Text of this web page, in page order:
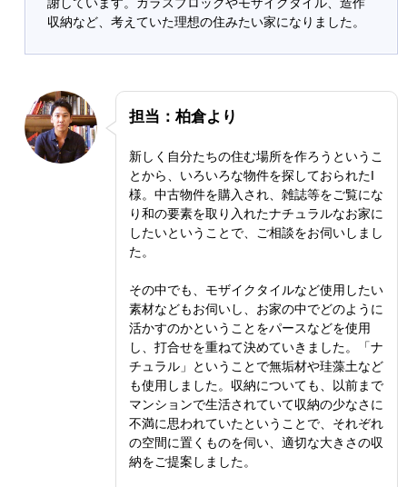
謝しています。ガラスブロックやモザイクタイル、造作
収納など、考えていた理想の住みたい家になりました。
担当：柏倉より
新しく自分たちの住む場所を作ろうというこ
とから、いろいろな物件を探しておられたI
様。中古物件を購入され、雑誌等をご覧にな
り和の要素を取り入れたナチュラルなお家に
したいということで、ご相談をお伺いしまし
た。
その中でも、モザイクタイルなど使用したい
素材などもお伺いし、お家の中でどのように
活かすのかということをパースなどを使用
し、打合せを重ねて決めていきました。「ナ
チュラル」ということで無垢材や珪藻土など
も使用しました。収納についても、以前まで
マンションで生活されていて収納の少なさに
不満に思われていたということで、それぞれ
の空間に置くものを伺い、適切な大きさの収
納をご提案しました。